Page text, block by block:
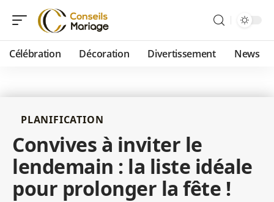
Célébration Décoration Divertissement News
PLANIFICATION
Convives à inviter le
lendemain : la liste idéale
pour prolonger la fête !